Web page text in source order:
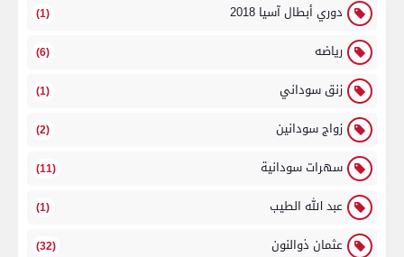
دوري أبطال آسيا 2018 (1)
رياضه (6)
زنق سوداني (1)
زواج سودانين (2)
سهرات سودانية (11)
عبد الله الطيب (1)
عثمان ذوالنون (32)